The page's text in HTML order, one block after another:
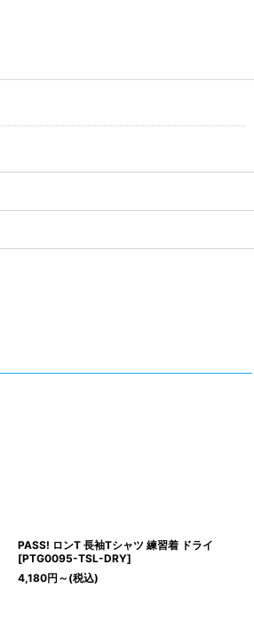
PASS! ロンT 長袖Tシャツ 練習着 ドライ
[PTG0095-TSL-DRY]
4,180円 ～ (税込)